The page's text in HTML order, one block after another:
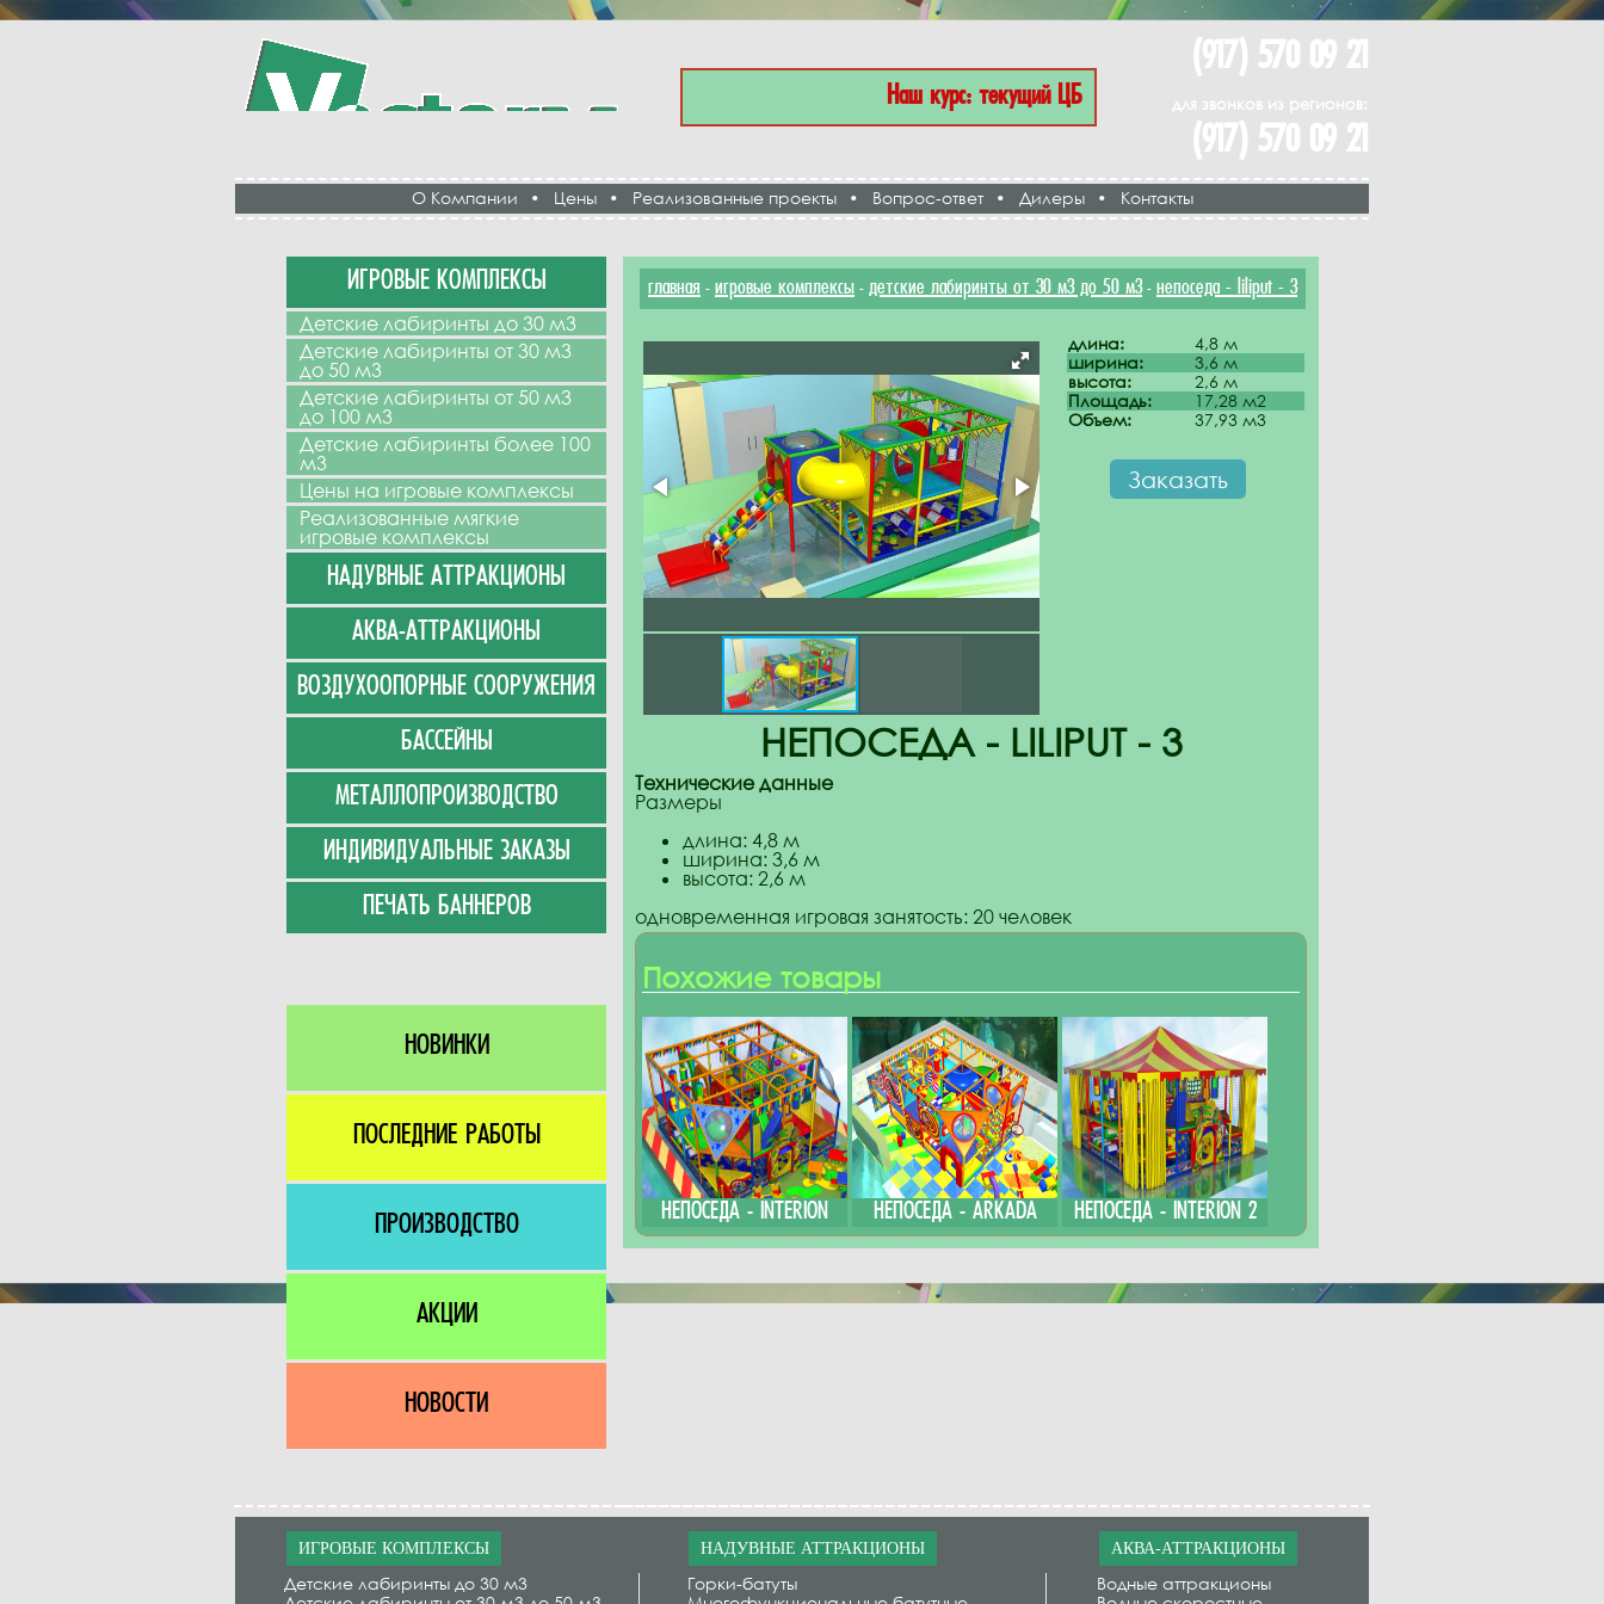
Наш курс: текущий ЦБ
(917) 570 09 21
для звонков из регионов:
(917) 570 09 21
О Компании • Цены • Реализованные проекты • Вопрос-ответ • Дилеры • Контакты
ИГРОВЫЕ КОМПЛЕКСЫ
Детские лабиринты до 30 м3
Детские лабиринты от 30 м3
до 50 м3
Детские лабиринты от 50 м3
до 100 м3
Детские лабиринты более 100
м3
Цены на игровые комплексы
Реализованные мягкие
игровые комплексы
НАДУВНЫЕ АТТРАКЦИОНЫ
АКВА-АТТРАКЦИОНЫ
ВОЗДУХООПОРНЫЕ СООРУЖЕНИЯ
БАССЕЙНЫ
МЕТАЛЛОПРОИЗВОДСТВО
ИНДИВИДУАЛЬНЫЕ ЗАКАЗЫ
ПЕЧАТЬ БАННЕРОВ
НОВИНКИ
ПОСЛЕДНИЕ РАБОТЫ
ПРОИЗВОДСТВО
АКЦИИ
НОВОСТИ
главная - игровые комплексы - детские лабиринты от 30 м3 до 50 м3- непоседа - liliput - 3
длина:
4,8 м
ширина:
3,6 м
высота:
2,6 м
Площадь:
17,28 м2
Объем:
37,93 м3
Заказать
НЕПОСЕДА - LILIPUT - 3
Технические данные
Размеры
длина: 4,8 м
ширина: 3,6 м
высота: 2,6 м
одновременная игровая занятость: 20 человек
Похожие товары
НЕПОСЕДА - INTERION НЕПОСЕДА - ARKADA НЕПОСЕДА - INTERION 2
ИГРОВЫЕ КОМПЛЕКСЫ
Детские лабиринты до 30 м3
НАДУВНЫЕ АТТРАКЦИОНЫ
Горки-батуты
АКВА-АТТРАКЦИОНЫ
Водные аттракционы